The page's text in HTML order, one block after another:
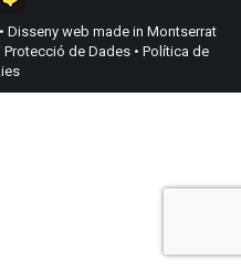
Disseny web made in Montserrat
Protecció de Dades • Política de